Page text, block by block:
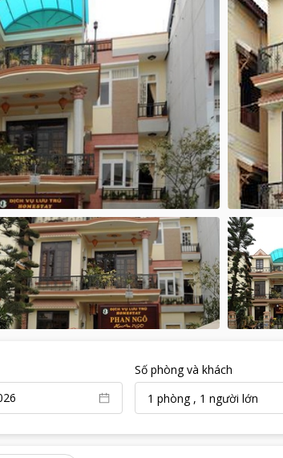
Số phòng và khách
1 phòng, 1 người lớn